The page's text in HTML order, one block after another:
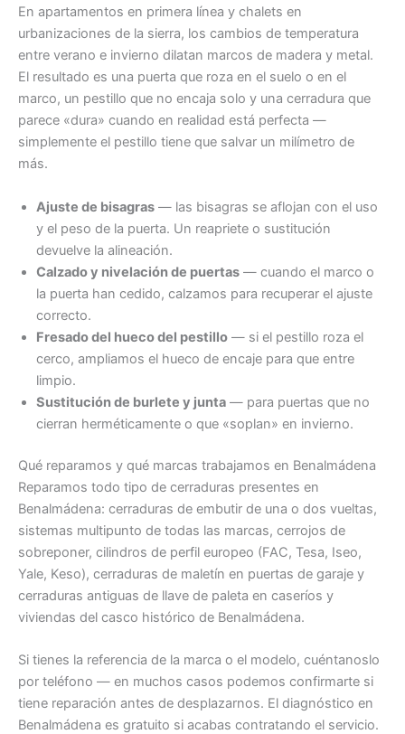
En apartamentos en primera línea y chalets en
urbanizaciones de la sierra, los cambios de temperatura
entre verano e invierno dilatan marcos de madera y metal.
El resultado es una puerta que roza en el suelo o en el
marco, un pestillo que no encaja solo y una cerradura que
parece «dura» cuando en realidad está perfecta —
simplemente el pestillo tiene que salvar un milímetro de
más.
Ajuste de bisagras — las bisagras se aflojan con el uso
y el peso de la puerta. Un reapriete o sustitución
devuelve la alineación.
Calzado y nivelación de puertas — cuando el marco o
la puerta han cedido, calzamos para recuperar el ajuste
correcto.
Fresado del hueco del pestillo — si el pestillo roza el
cerco, ampliamos el hueco de encaje para que entre
limpio.
Sustitución de burlete y junta — para puertas que no
cierran herméticamente o que «soplan» en invierno.
Qué reparamos y qué marcas trabajamos en Benalmádena
Reparamos todo tipo de cerraduras presentes en
Benalmádena: cerraduras de embutir de una o dos vueltas,
sistemas multipunto de todas las marcas, cerrojos de
sobreponer, cilindros de perfil europeo (FAC, Tesa, Iseo,
Yale, Keso), cerraduras de maletín en puertas de garaje y
cerraduras antiguas de llave de paleta en caseríos y
viviendas del casco histórico de Benalmádena.
Si tienes la referencia de la marca o el modelo, cuéntanoslo
por teléfono — en muchos casos podemos confirmarte si
tiene reparación antes de desplazarnos. El diagnóstico en
Benalmádena es gratuito si acabas contratando el servicio.